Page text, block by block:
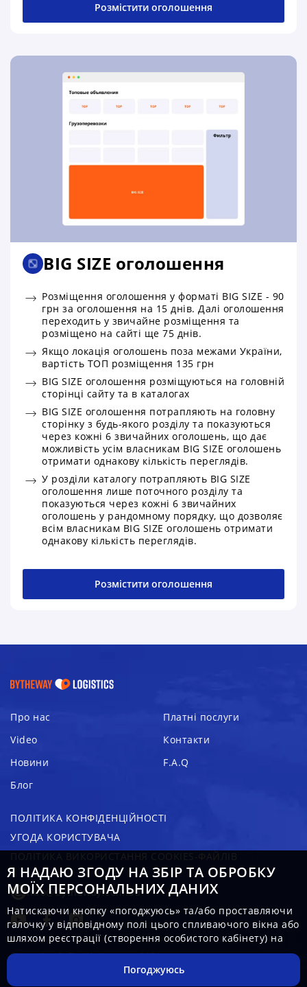
Розмістити оголошення
BIG SIZE оголошення
Розміщення оголошення у форматі BIG SIZE - 90
грн за оголошення на 15 днів. Далі оголошення
переходить у звичайне розміщення та
розміщено на сайті ще 75 днів.
Якщо локація оголошень поза межами України,
вартість ТОП розміщення 135 грн
BIG SIZE оголошення розміщуються на головній
сторінці сайту та в каталогах
BIG SIZE оголошення потрапляють на головну
сторінку з будь-якого розділу та показуються
через кожні 6 звичайних оголошень, що дає
можливість усім власникам BIG SIZE оголошень
отримати однакову кількість переглядів.
У розділи каталогу потрапляють BIG SIZE
оголошення лише поточного розділу та
показуються через кожні 6 звичайних
оголошень у рандомному порядку, що дозволяє
всім власникам BIG SIZE оголошень отримати
однакову кількість переглядів.
Розмістити оголошення
Про нас
Платні послуги
Video
Контакти
Новини
F.A.Q
Блог
info@bytheway.com.ua
Copyright - ByTheWayLogistics 2024
ПОЛІТИКА КОНФІДЕНЦІЙНОСТІ
УГОДА КОРИСТУВАЧА
Я НАДАЮ ЗГОДУ НА ЗБІР ТА ОБРОБКУ
МОЇХ ПЕРСОНАЛЬНИХ ДАНИХ
Натискаючи кнопку «погоджуюсь» та/або проставляючи
галочку у відповідному полі цього спливаючого вікна або
шляхом реєстрації (створення особистого кабінету) на
веб-сайті за адресою:https://bytheway.com.ua/(далі –
«Платформа»), Користувач – суб’єкт персональних даних
добровільно, усвідомлено та попередньо ознайомившись
Погоджуюсь